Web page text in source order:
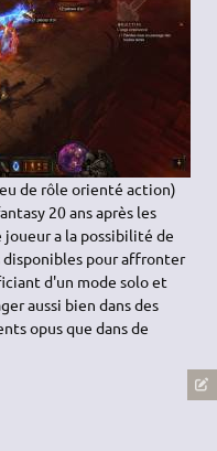
de rôle orienté action)
20 ans après les
joueur a la possibilité de
disponibles pour affronter
d'un mode solo et
aussi bien dans des
opus que dans de